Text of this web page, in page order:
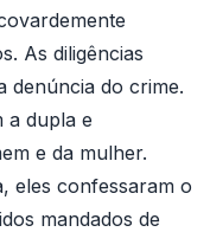
As diligências
denúncia do crime.
a dupla e
e da mulher.
eles confessaram o
mandados de